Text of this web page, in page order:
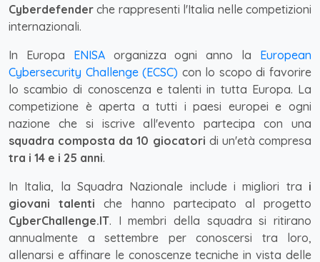
Cyberdefender che rappresenti l'Italia nelle competizioni
internazionali.
In Europa ENISAorganizza ogni anno la European
Cybersecurity Challenge (ECSC) con lo scopo di favorire
lo scambio di conoscenza e talenti in tutta Europa. La
competizione è aperta a tutti i paesi europei e ogni
nazione che si iscrive all'evento partecipa con una
squadra composta da 10 giocatori di un'età compresa
tra i 14 e i 25 anni.
In Italia, la Squadra Nazionale include i migliori tra i
giovani talenti che hanno partecipato al progetto
CyberChallenge.IT. I membri della squadra si ritirano
annualmente a settembre per conoscersi tra loro,
allenarsi e affinare le conoscenze tecniche in vista delle